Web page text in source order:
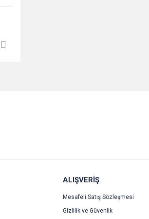
ALIŞVERİŞ
Mesafeli Satış Sözleşmesi
Gizlilik ve Güvenlik